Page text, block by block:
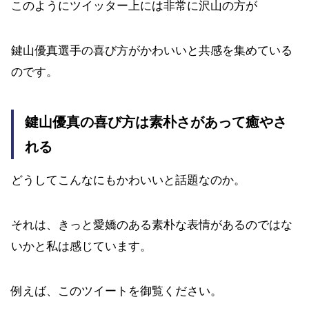
このようにツイッター上には非常に沢山の方が
鍵山優真選手の喜び方がかわいいと共感を集めている
のです。
鍵山優真の喜び方は素朴さがあって癒やさ
れる
どうしてこんなにもかわいいと話題なのか。
それは、きっと愛嬌のある素朴な表情があるのではな
いかと私は感じています。
例えば、このツイートを御覧ください。